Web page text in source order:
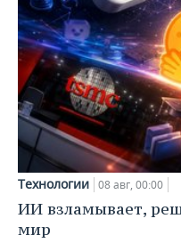
Технологии 08 авг, 00:00
ИИ взламывает,
мир